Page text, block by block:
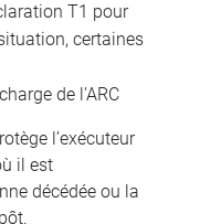
T1 pour
certaines
de l’ARC
l’exécuteur
il est
décédée ou la